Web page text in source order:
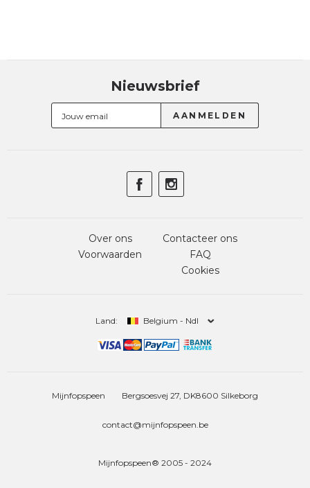
Nieuwsbrief
Over ons
Voorwaarden
Contacteer ons
FAQ
Cookies
Land: Belgium - Ndl
Mijnfopspeen Bergsoesvej 27, DK8600 Silkeborg
contact@mijnfopspeen.be
Mijnfopspeen® 2005 - 2024